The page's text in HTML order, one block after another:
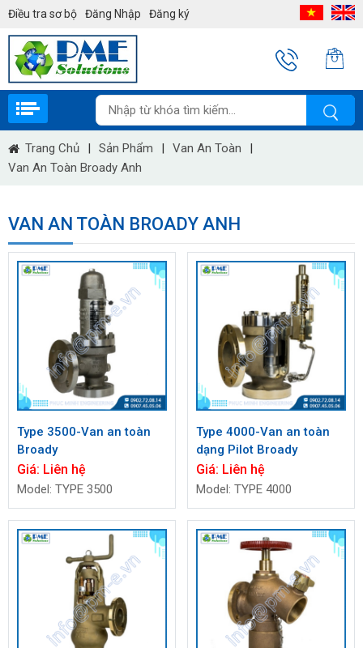
Điều tra sơ bộ Đăng Nhập Đăng ký
Trang Chủ | Sản Phẩm | Van An Toàn
|
Van An Toàn Broady Anh
VAN AN TOÀN BROADY ANH
Type 3500-Van an toàn
Broady
Giá: Liên hệ
Model: TYPE 3500
Type 4000-Van an toàn
dạng Pilot Broady
Giá: Liên hệ
Model: TYPE 4000